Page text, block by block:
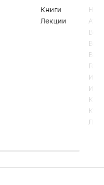
Книги
Лекции
Веб